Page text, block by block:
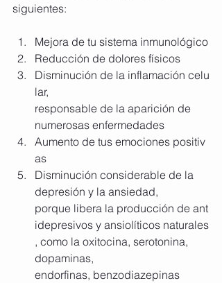
siguientes:
Mejora de tu sistema inmunológico
Reducción de dolores físicos
Disminución de la inflamación celu
lar,
responsable de la aparición de
numerosas enfermedades
Aumento de tus emociones positiv
as
Disminución considerable de la
depresión y la ansiedad,
porque libera la producción de ant
idepresivos y ansiolíticos naturales
, como la oxitocina, serotonina,
dopaminas,
endorfinas, benzodiazepinas